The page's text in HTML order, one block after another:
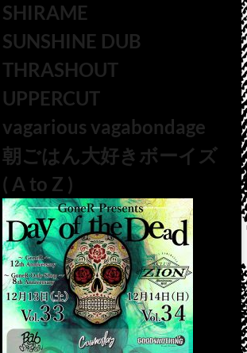
SHIRAME
SUNSHINE DUB
THRASHOUT
UPPERCUT
vagarious vagabondage
朝ごはん大好きボーイズ
( A to Z )